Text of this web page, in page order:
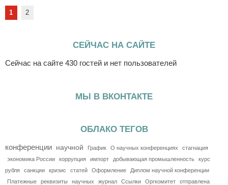
1 2
СЕЙЧАС НА САЙТЕ
Сейчас на сайте 430 гостей и нет пользователей
МЫ В ВКОНТАКТЕ
ОБЛАКО ТЕГОВ
конференции научной График О научных конференциях
стагнация
экономика России
коррупция импорт добывающая промышленность
курс
рубля
санкции кризис статей Оформление
Диплом научной конференции
Платежные
реквизиты научных журнал Ссылки Оргкомитет
отправлена